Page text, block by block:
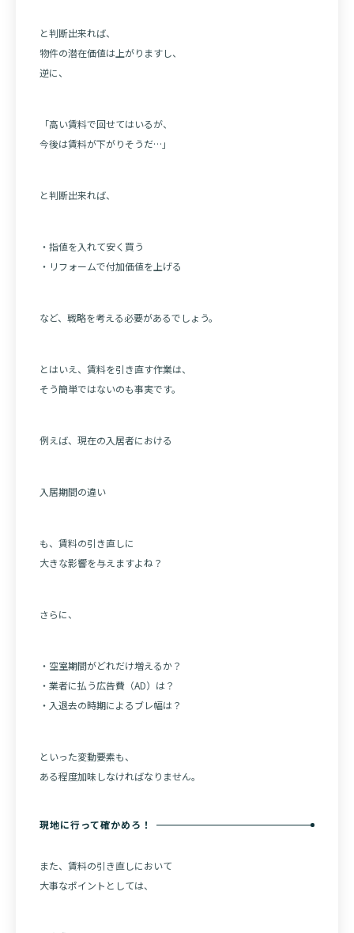
と判断出来れば、
物件の潜在価値は上がりますし、
逆に、
「高い賃料で回せてはいるが、
今後は賃料が下がりそうだ…」
と判断出来れば、
・指値を入れて安く買う
・リフォームで付加価値を上げる
など、戦略を考える必要があるでしょう。
とはいえ、賃料を引き直す作業は、
そう簡単ではないのも事実です。
例えば、現在の入居者における
入居期間の違い
も、賃料の引き直しに
大きな影響を与えますよね？
さらに、
・空室期間がどれだけ増えるか？
・業者に払う広告費（AD）は？
・入退去の時期によるブレ幅は？
といった変動要素も、
ある程度加味しなければなりません。
現地に行って確かめろ！
また、賃料の引き直しにおいて
大事なポイントとしては、